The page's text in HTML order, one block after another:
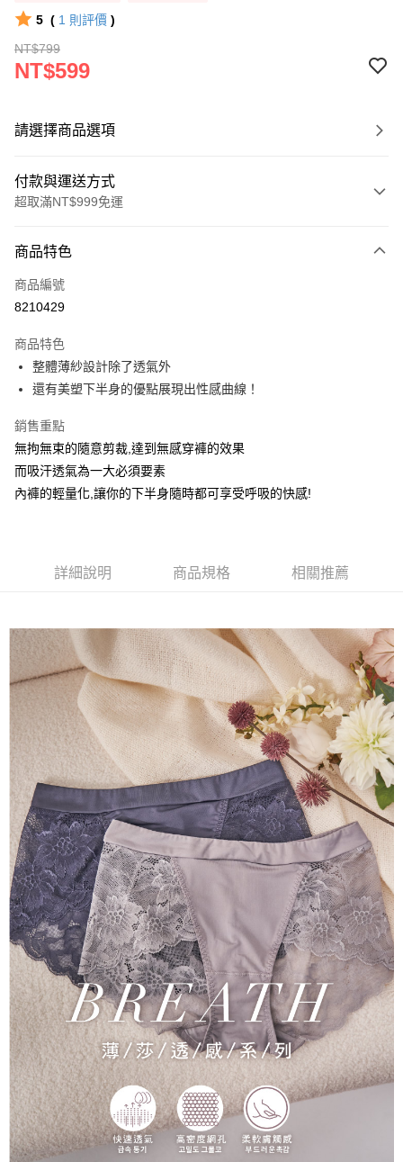
5 ( 1 則評價 )
NT$799
NT$599
請選擇商品選項
付款與運送方式
超取滿NT$999免運
信用卡一次付款
信用卡分期付款
合作金庫商業銀行
華南商業銀行
上海商業儲蓄銀行
台北富邦商業銀行
臺灣中小企業銀行
匯豐（台灣）商業銀行
華泰商業銀行
聯邦商業銀行
元大商業銀行
永豐商業銀行
6 期 0 利率 每期
華南商業銀行
彰化商業銀行
上海商業儲蓄銀行
國泰世華商業銀行
臺灣中小企業銀行
台中商業銀行
匯豐（台灣）商業銀行
聯邦商業銀行
遠東國際商業銀行
台灣樂天信用卡公司
超商取貨付款
LINE Pay
Apple Pay
街口支付
相關說明
2.付款方式選擇「大哥付你分期」，訂單成立後會自動跳轉到大哥付的交易
流程，驗證手機門號後，選擇欲分期的期數、繳款截止日，確認付款後即完
成交易。
3.實際核准額度、可分期數及費用金額請依後續交易確認頁面所載為準。
4.訂單成立30分鐘內，如未前往確認交易或遇審核未通過，訂單將自動取
消。如遇「轉專審核」未通過狀況，表示未達大哥付你分期系統評分，恕無
法說明評估內容。
【繳款方式說明】
1.分期款項不併入電信帳單，「大哥付你分期」於每月結算日後寄送繳費提
醒簡訊。
2.透過簡訊連結打開帳單後，可選擇「超商條碼／台灣大直營門市／銀行轉
帳／街口支付／iPASS MONEY」等通路繳費。
【注意事項】
1.本服務係由「台灣大哥大股份有限公司」（以下簡稱本公司）所提供，讓
用戶於交易時，得透過本服務購買商品或服務，並由商店將買賣／分期付款
買賣價金債權讓與本公司後，依約使用本公司帳單繳交帳款。
2.基於同意付款使用「大哥付你分期」之契約關係目的，商店將以您的個人
資料（包含姓名、電話或地址）提供予台灣大哥大進項蒐集、處理及利用，
由本公司與您本人進行分期帳單所需資料之確認、核對及更正。
3.完整用戶服務條款，請詳閱以下連結：
https://oppay.tw/userRule
運送方式
全家取貨付款
每筆NT$100，滿NT$1,200(含以上)免運費
付款後全家取貨
每筆NT$100，滿NT$999(含以上)免運費
7-11取貨付款
每筆NT$100，滿NT$1,200(含以上)免運費
付款後7-11取貨
每筆NT$100，滿NT$999(含以上)免運費
宅配
每筆NT$100，滿NT$1,000(含以上)免運費
離島宅配
每筆NT$220，滿NT$2,000(含以上)免運費
貨到付款
每筆NT$150，滿NT$1,200(含以上)免運費
國家/地區配送 查看運費
商品特色
商品編號
8210429
商品特色
整體薄紗設計除了透氣外
還有美塑下半身的優點展現出性感曲線！
銷售重點
無拘無束的隨意剪裁,達到無感穿褲的效果
而吸汗透氣為一大必須要素
內褲的輕量化,讓你的下半身隨時都可享受呼吸的快感!
詳細說明 商品規格 相關推薦